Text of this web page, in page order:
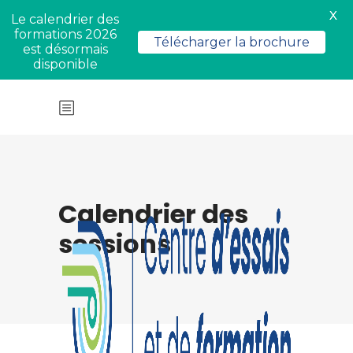
Calendrier des
sessions
Le calendrier des
formations 2026
est désormais
disponible
Télécharger la brochure
X